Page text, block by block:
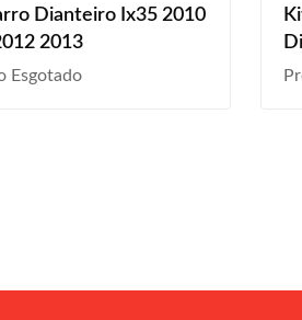
Dianteiro Ix35 2010
2013
Esgotado